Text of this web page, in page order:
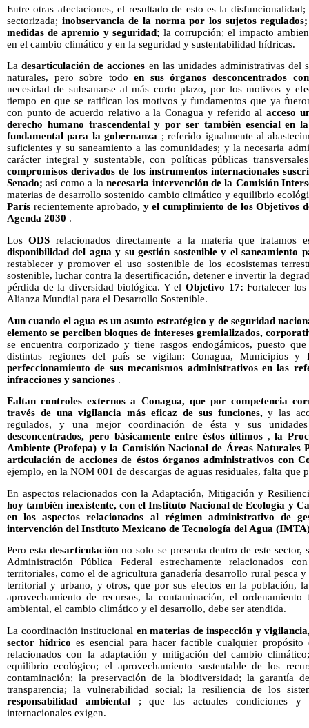
Entre otras afectaciones, el resultado de esto es la
sectorizada; inobservancia de la norma por los sujetos
medidas de apremio y seguridad; la corrupción; el impacto
en el cambio climático y en la seguridad y sustentabilidad hídricas.
Ladesarticulación de acciones en las unidades administrativas del
naturales, pero sobre todoen sus órganos desconcentrados
necesidad de subsanarse al más corto plazo, por los motivos y
tiempo en que se ratifican los motivos y fundamentos que ya
con punto de acuerdo relativo a la Conagua y referido al acceso
derecho humano trascendental y por ser también esencial en
fundamental para la gobernanza ; referido igualmente al
suficientes y su saneamiento a las comunidades; y la necesaria
carácter integral y sustentable, con políticas públicas
compromisos derivados de los instrumentos internacionales
Senado; así como a lanecesaria intervención de la Comisión
materias de desarrollo sostenido cambio climático y equilibrio
París recientemente aprobado, y el cumplimiento de los Objetivos
Agenda 2030 .
LosODS relacionados directamente a la materia que tratamos
disponibilidad del agua y su gestión sostenible y el saneamiento
restablecer y promover el uso sostenible de los ecosistemas
sostenible, luchar contra la desertificación, detener e invertir la
pérdida de la diversidad biológica. Y el Objetivo 17:Fortalecer
Alianza Mundial para el Desarrollo Sostenible.
Aun cuando el agua es un asunto estratégico y de seguridad
elemento se perciben bloques de intereses gremializados,
se encuentra corporizado y tiene rasgos endogámicos, puesto
distintas regiones del país se vigilan: Conagua, Municipios y
perfeccionamiento de sus mecanismos administrativos en las
infracciones y sanciones .
Faltan controles externos a Conagua, que por competencia
través de una vigilancia más eficaz de sus funciones,y las
regulados, y una mejor coordinación de ésta y sus
desconcentrados, pero básicamente entre éstos últimos,la
Ambiente (Profepa) y la Comisión Nacional de Áreas Naturales
articulación de acciones de éstos órganos administrativos con
ejemplo, en la NOM 001 de descargas de aguas residuales, falta que
En aspectos relacionados con la Adaptación, Mitigación y
hoy también inexistente, con el Instituto Nacional de Ecología y
en los aspectos relacionados al régimen administrativo de
intervención del Instituto Mexicano de Tecnología del Agua
Pero estadesarticulación no solo se presenta dentro de este
Administración Pública Federal estrechamente relacionados
territoriales, como el de agricultura ganadería desarrollo rural pesca
territorial y urbano, y otros, que por sus efectos en la población,
aprovechamiento de recursos, la contaminación, el
ambiental, el cambio climático y el desarrollo, debe ser atendida.
La coordinación institucional en materias de inspección y
sector hídricoes esencial para hacer factible cualquier
relacionados con la adaptación y mitigación del cambio
equilibrio ecológico; el aprovechamiento sustentable de los
contaminación; la preservación de la biodiversidad; la garantía
transparencia; la vulnerabilidad social; la resiliencia de los
responsabilidad ambiental; que las actuales condiciones y
internacionales exigen.